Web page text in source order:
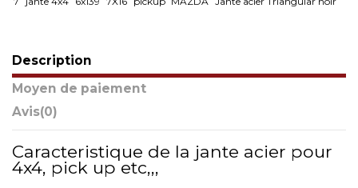
Description
Moyen de paiement
Avis(0)
Caracteristique de la jante acier pour
4x4, pick up etc,,,